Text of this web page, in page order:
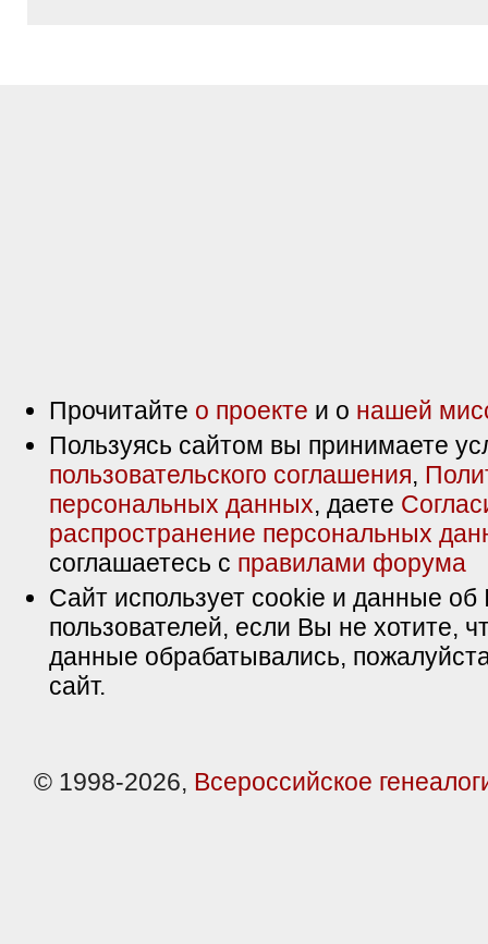
Прочитайте о проекте и о нашей
Пользуясь сайтом вы принимаете
пользовательского соглашения,
персональных данных, даете
распространение персональных
соглашаетесь с правилами форума
Сайт использует cookie и данные об
пользователей, если Вы не хотите,
данные обрабатывались,
сайт.
© 1998-2026, Всероссийское